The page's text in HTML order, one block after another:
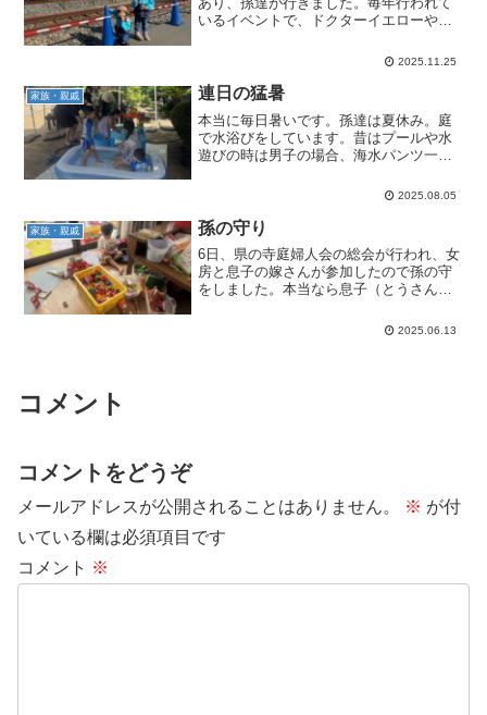
いるイベントで、ドクターイエローや、
等の展示があったようです。子供達はも
す。例によってじいじはお...
2025.11.25
家族・親戚 連日の猛暑
本当に毎日暑いです。孫達は夏休み。庭
で水浴びをしています。昔はプールや水
遊びの時は男子の場合、海水パンツ一丁
とか呼ばれるものを着て入っています。
うです。
2025.08.05
家族・親戚 孫の守り
6日、県の寺庭婦人会の総会が行われ、女
房と息子の嫁さんが参加したので孫の守
をしました。本当なら息子（とうさん）
り出され守りが回ってきました。上の子
2025.06.13
コメント
コメントをどうぞ
メールアドレスが公開されることはありません。 ※ が付
いている欄は必須項目です
コメント ※